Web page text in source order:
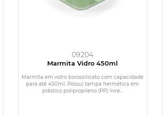
09204
Marmita Vidro 450ml
Marmita em vidro borossilicato com capacidade
para até 450ml. Possui tampa hermética em
plástico polipropileno (PP) livre...